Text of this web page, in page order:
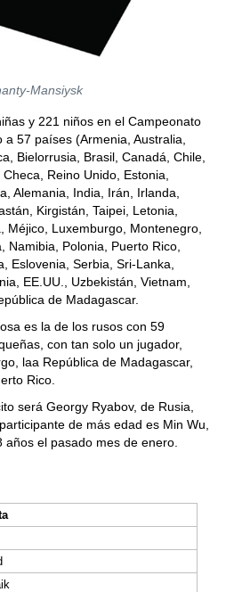
Mansiysk
y 221 niños en el Campeonato
57 países (Armenia, Australia,
Bielorrusia, Brasil, Canadá, Chile,
Reino Unido, Estonia,
Alemania, India, Irán, Irlanda,
Kirgistán, Taipei, Letonia,
Méjico, Luxemburgo, Montenegro,
Namibia, Polonia, Puerto Rico,
Eslovenia, Serbia, Sri-Lanka,
EE.UU., Uzbekistán, Vietnam,
de Madagascar.
es la de los rusos con 59
con tan solo un jugador,
laa República de Madagascar,
Rico.
será Georgy Ryabov, de Rusia,
de más edad es Min Wu,
el pasado mes de enero.